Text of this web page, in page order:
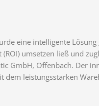
eine intelligente
umsetzen ließ und
GmbH, Offenbach. Der
leistungsstarken